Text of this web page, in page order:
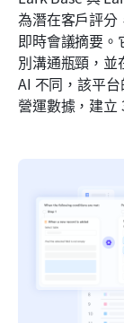
為潛在客戶評分
即時會議摘要
別溝通瓶頸，
AI 不同，該平
營運數據，建立